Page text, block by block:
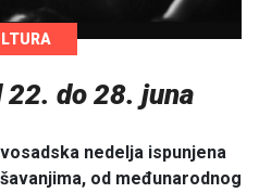
do 28. juna
nedelja ispunjena
od međunarodnog